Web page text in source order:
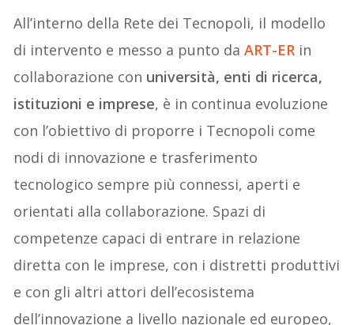
All’interno della Rete dei Tecnopoli, il modello
di intervento e messo a punto daART-ER in
collaborazione con università, enti di ricerca,
istituzioni e imprese, è in continua evoluzione
con l’obiettivo di proporre i Tecnopoli come
nodi di innovazione e trasferimento
tecnologico sempre più connessi, aperti e
orientati alla collaborazione. Spazi di
competenze capaci di entrare in relazione
diretta con le imprese, con i distretti produttivi
e con gli altri attori dell’ecosistema
dell’innovazione a livello nazionale ed europeo,